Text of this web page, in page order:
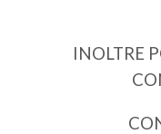
INOLTRE